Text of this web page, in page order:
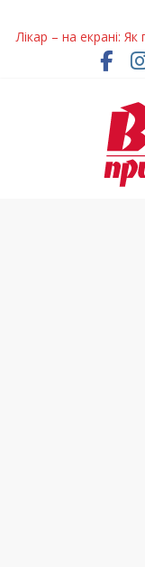
Лікар – на екрані:
Дніпропетровщині
У Дніпрі триває
Пошуки тривають:
розташування
Ветерани